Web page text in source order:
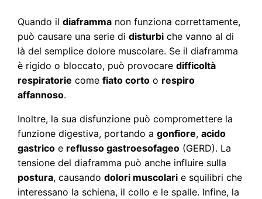
Quando ildiaframma non funziona correttamente,
può causare una serie didisturbi che vanno al di
là del semplice dolore muscolare. Se il diaframma
è rigido o bloccato, può provocaredifficoltà
respiratorie comefiato corto o respiro
affannoso.
Inoltre, la sua disfunzione può compromettere la
funzione digestiva, portando agonfiore,acido
gastrico e reflusso gastroesofageo (GERD). La
tensione del diaframma può anche influire sulla
postura, causandodolori muscolari e squilibri che
interessano la schiena, il collo e le spalle. Infine, la